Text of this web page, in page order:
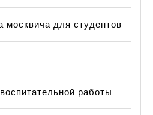
москвича для студентов
работы